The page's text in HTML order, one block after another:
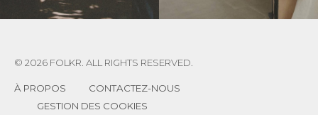
© 2026 FOLKR. ALL RIGHTS RESERVED.
À PROPOS
CONTACTEZ-NOUS
GESTION DES COOKIES